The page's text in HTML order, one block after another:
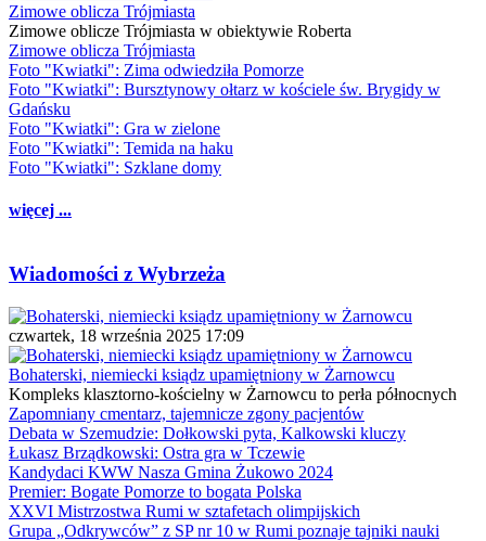
Zimowe oblicza Trójmiasta
Zimowe oblicze Trójmiasta w obiektywie Roberta
Zimowe oblicza Trójmiasta
Foto "Kwiatki": Zima odwiedziła Pomorze
Foto "Kwiatki": Bursztynowy ołtarz w kościele św. Brygidy w
Gdańsku
Foto "Kwiatki": Gra w zielone
Foto "Kwiatki": Temida na haku
Foto "Kwiatki": Szklane domy
więcej ...
Wiadomości z Wybrzeża
czwartek, 18 września 2025 17:09
Bohaterski, niemiecki ksiądz upamiętniony w Żarnowcu
Kompleks klasztorno-kościelny w Żarnowcu to perła północnych
Zapomniany cmentarz, tajemnicze zgony pacjentów
Debata w Szemudzie: Dołkowski pyta, Kalkowski kluczy
Łukasz Brządkowski: Ostra gra w Tczewie
Kandydaci KWW Nasza Gmina Żukowo 2024
Premier: Bogate Pomorze to bogata Polska
XXVI Mistrzostwa Rumi w sztafetach olimpijskich
Grupa „Odkrywców” z SP nr 10 w Rumi poznaje tajniki nauki